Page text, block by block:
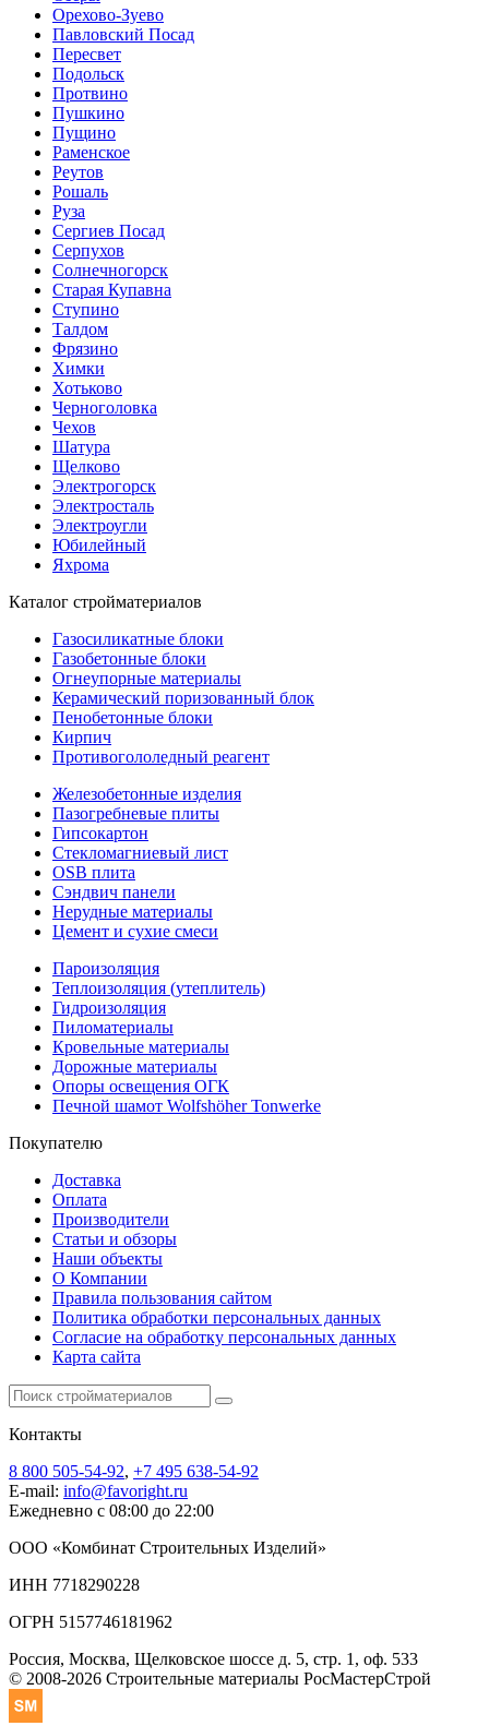
Орехово-Зуево
Павловский Посад
Пересвет
Подольск
Протвино
Пушкино
Пущино
Раменское
Реутов
Рошаль
Руза
Сергиев Посад
Серпухов
Солнечногорск
Старая Купавна
Ступино
Талдом
Фрязино
Химки
Хотьково
Черноголовка
Чехов
Шатура
Щелково
Электрогорск
Электросталь
Электроугли
Юбилейный
Яхрома
Каталог стройматериалов
Газосиликатные блоки
Газобетонные блоки
Огнеупорные материалы
Керамический поризованный блок
Пенобетонные блоки
Кирпич
Противогололедный реагент
Железобетонные изделия
Пазогребневые плиты
Гипсокартон
Стекломагниевый лист
OSB плита
Сэндвич панели
Нерудные материалы
Цемент и сухие смеси
Пароизоляция
Теплоизоляция (утеплитель)
Гидроизоляция
Пиломатериалы
Кровельные материалы
Дорожные материалы
Опоры освещения ОГК
Печной шамот Wolfshöher Tonwerke
Покупателю
Доставка
Оплата
Производители
Статьи и обзоры
Наши объекты
О Компании
Правила пользования сайтом
Политика обработки персональных данных
Согласие на обработку персональных данных
Карта сайта
Контакты
8 800 505-54-92, +7 495 638-54-92
E-mail: info@favoright.ru
Ежедневно с 08:00 до 22:00
ООО «Комбинат Строительных Изделий»
ИНН 7718290228
ОГРН 5157746181962
Россия, Москва, Щелковское шоссе д. 5, стр. 1, оф. 533
© 2008-2026 Строительные материалы РосМастерСтрой